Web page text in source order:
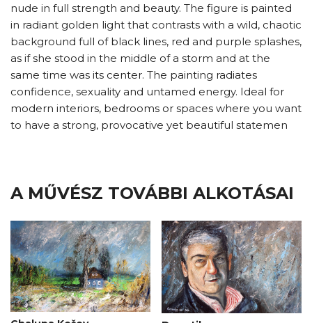
nude in full strength and beauty. The figure is painted
in radiant golden light that contrasts with a wild, chaotic
background full of black lines, red and purple splashes,
as if she stood in the middle of a storm and at the
same time was its center. The painting radiates
confidence, sexuality and untamed energy. Ideal for
modern interiors, bedrooms or spaces where you want
to have a strong, provocative yet beautiful statemen
A MŰVÉSZ TOVÁBBI ALKOTÁSAI